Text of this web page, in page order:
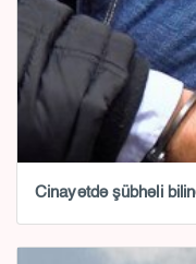
Cinayətdə şübhəli